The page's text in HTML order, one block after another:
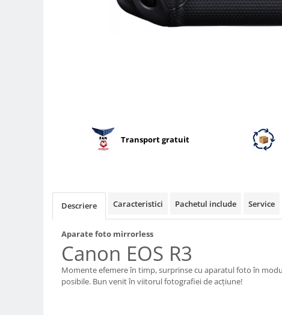
Curatare si intretinere
Blitz-uri circulare (Macro)
Adaptoare stativ port umbrela si
Comander TTL
Cabluri si Patine Sincron
Transport gratuit
Descriere Caracteristici Pachetul include Service
Aparate foto mirrorless
Canon EOS R3
Momente efemere în timp, surprinse cu aparatul foto în
posibile. Bun venit în viitorul fotografiei de acţiune!